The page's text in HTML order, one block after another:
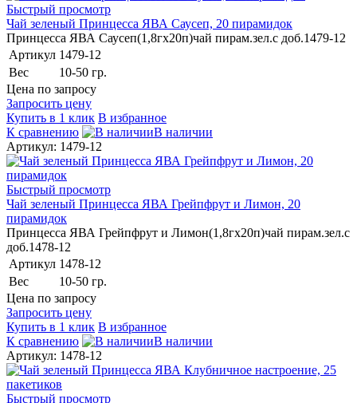
Быстрый просмотр
Чай зеленый Принцесса ЯВА Саусеп, 20 пирамидок
Принцесса ЯВА Саусеп(1,8гх20п)чай пирам.зел.с доб.1479-12
Артикул 1479-12
Вес
10-50 гр.
Цена по запросу
Запросить цену
Купить в 1 клик В избранное
К сравнению
В наличии
Артикул: 1479-12
Быстрый просмотр
Чай зеленый Принцесса ЯВА Грейпфрут и Лимон, 20
пирамидок
Принцесса ЯВА Грейпфрут и Лимон(1,8гх20п)чай пирам.зел.с
доб.1478-12
Артикул 1478-12
Вес
10-50 гр.
Цена по запросу
Запросить цену
Купить в 1 клик В избранное
К сравнению
В наличии
Артикул: 1478-12
Быстрый просмотр